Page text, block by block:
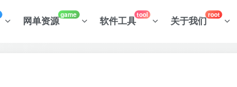
网单资源game 软件工具tool 关于我们root